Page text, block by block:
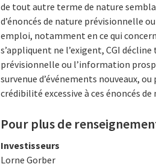
de tout autre terme de nature
d’énoncés de nature prévisionnelle
emploi, notamment en ce qui
s’appliquent ne l’exigent, CGI
prévisionnelle ou l’information
survenue d’événements nouveaux,
crédibilité excessive à ces énoncés
Pour plus de
Investisseurs
Lorne Gorber